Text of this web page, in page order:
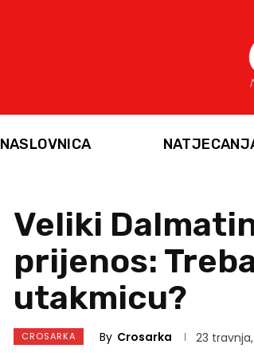
NASLOVNICA
Veliki
prijenos:
utakmicu?
CROSARKA By Crosarka 23 travnja,